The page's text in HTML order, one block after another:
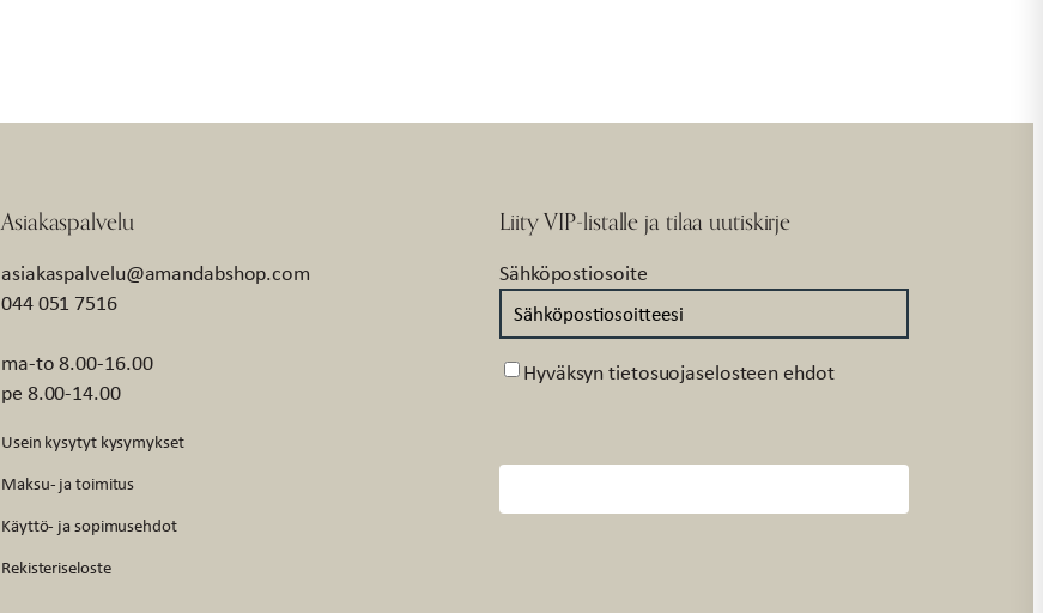
Asiakaspalvelu
asiakaspalvelu@amandabshop.com
044 051 7516
ma-to 8.00-16.00
pe 8.00-14.00
Usein kysytyt kysymykset
Maksu- ja toimitus
Käyttö- ja sopimusehdot
Rekisteriseloste
Liity VIP-listalle ja tilaa uutiskirje
Sähköpostiosoite
Suostumus
Hyväksyn tietosuojaselosteen ehdot